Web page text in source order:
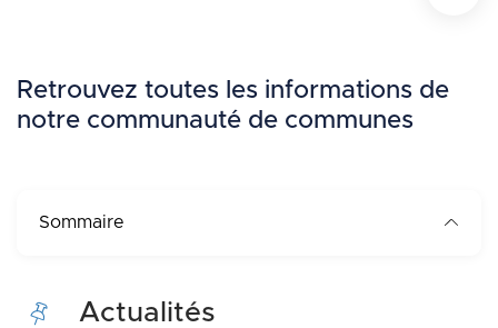
Retrouvez toutes les informations de
notre communauté de communes
Sommaire
Actualités